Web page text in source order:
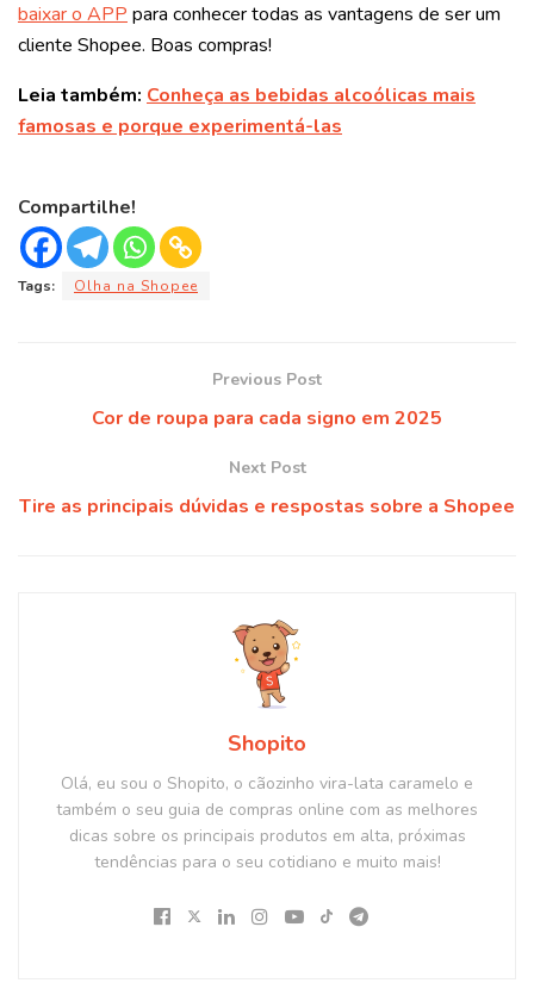
baixar o APPpara conhecer todas as vantagens de ser um
cliente Shopee. Boas compras!
Leia também: Conheça as bebidas alcoólicas mais
famosas e porque experimentá-las
Compartilhe!
Tags: Olha na Shopee
Previous Post
Cor de roupa para cada signo em 2025
Next Post
Tire as principais dúvidas e respostas sobre a Shopee
Shopito
Olá, eu sou o Shopito, o cãozinho vira-lata caramelo e
também o seu guia de compras online com as melhores
dicas sobre os principais produtos em alta, próximas
tendências para o seu cotidiano e muito mais!